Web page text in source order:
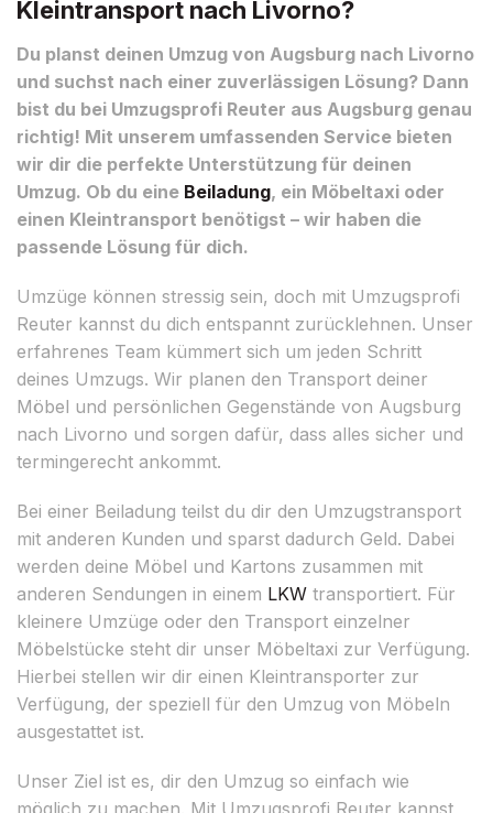
Kleintransport nach Livorno?
Du planst deinen Umzug von Augsburg nach Livorno
und suchst nach einer zuverlässigen Lösung? Dann
bist du bei Umzugsprofi Reuter aus Augsburg genau
richtig! Mit unserem umfassenden Service bieten
wir dir die perfekte Unterstützung für deinen
Umzug. Ob du eine Beiladung, ein Möbeltaxi oder
einen Kleintransport benötigst – wir haben die
passende Lösung für dich.
Umzüge können stressig sein, doch mit Umzugsprofi
Reuter kannst du dich entspannt zurücklehnen. Unser
erfahrenes Team kümmert sich um jeden Schritt
deines Umzugs. Wir planen den Transport deiner
Möbel und persönlichen Gegenstände von Augsburg
nach Livorno und sorgen dafür, dass alles sicher und
termingerecht ankommt.
Bei einer Beiladung teilst du dir den Umzugstransport
mit anderen Kunden und sparst dadurch Geld. Dabei
werden deine Möbel und Kartons zusammen mit
anderen Sendungen in einem LKW transportiert. Für
kleinere Umzüge oder den Transport einzelner
Möbelstücke steht dir unser Möbeltaxi zur Verfügung.
Hierbei stellen wir dir einen Kleintransporter zur
Verfügung, der speziell für den Umzug von Möbeln
ausgestattet ist.
Unser Ziel ist es, dir den Umzug so einfach wie
möglich zu machen. Mit Umzugsprofi Reuter kannst